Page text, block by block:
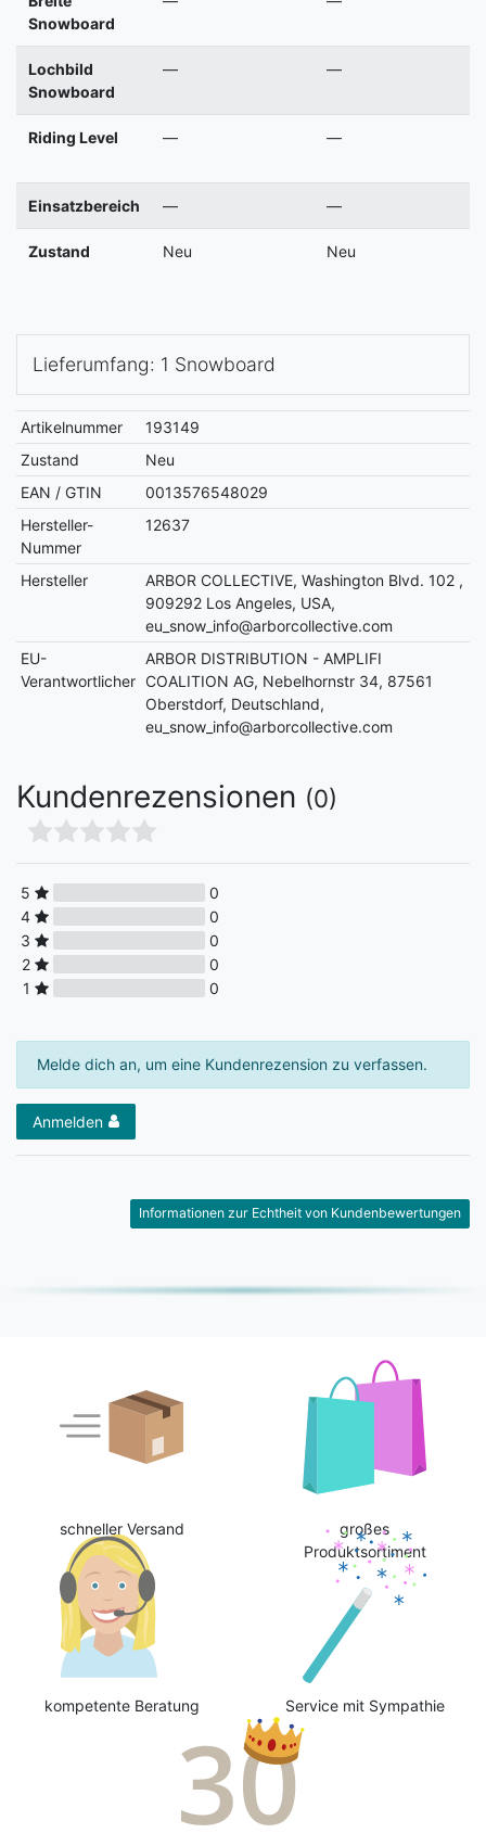
Snowboard
Lochbild
Snowboard
— —
Riding Level — —
Einsatzbereich — —
Zustand Neu Neu
Lieferumfang: 1 Snowboard
Artikelnummer
193149
Zustand
Neu
EAN / GTIN
0013576548029
Hersteller-
Nummer
12637
Hersteller
ARBOR COLLECTIVE, Washington Blvd. 102 ,
909292 Los Angeles, USA,
eu_snow_info@arborcollective.com
EU-
Verantwortlicher
ARBOR DISTRIBUTION - AMPLIFI
COALITION AG, Nebelhornstr 34, 87561
Oberstdorf, Deutschland,
eu_snow_info@arborcollective.com
Kundenrezensionen (0)
5
0
4
0
3
0
2
0
1
0
Melde dich an, um eine Kundenrezension zu verfassen.
Anmelden
Informationen zur Echtheit von Kundenbewertungen
schneller Versand
großes
Produktsortiment
kompetente Beratung Service mit Sympathie